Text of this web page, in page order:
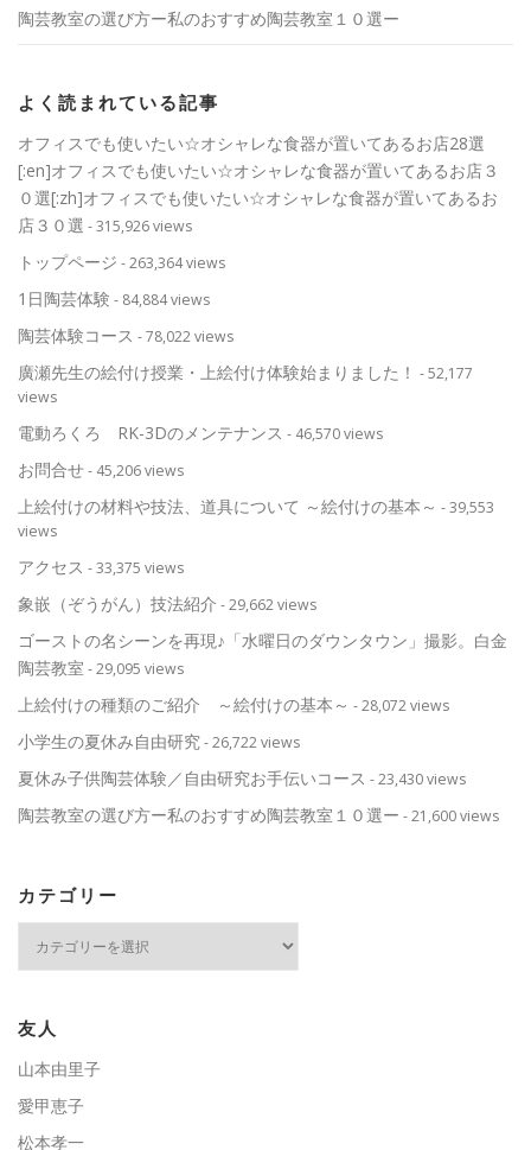
陶芸教室の選び方ー私のおすすめ陶芸教室１０選ー
よく読まれている記事
オフィスでも使いたい☆オシャレな食器が置いてあるお店28選
[:en]オフィスでも使いたい☆オシャレな食器が置いてあるお店３
０選[:zh]オフィスでも使いたい☆オシャレな食器が置いてあるお
店３０選 - 315,926 views
トップページ - 263,364 views
1日陶芸体験 - 84,884 views
陶芸体験コース - 78,022 views
廣瀬先生の絵付け授業・上絵付け体験始まりました！ - 52,177
views
電動ろくろ RK-3Dのメンテナンス - 46,570 views
お問合せ- 45,206 views
上絵付けの材料や技法、道具について ～絵付けの基本～ - 39,553
views
アクセス - 33,375 views
象嵌（ぞうがん）技法紹介 - 29,662 views
ゴーストの名シーンを再現♪「水曜日のダウンタウン」撮影。白金
陶芸教室 - 29,095 views
上絵付けの種類のご紹介 ～絵付けの基本～ - 28,072 views
小学生の夏休み自由研究- 26,722 views
夏休み子供陶芸体験／自由研究お手伝いコース - 23,430 views
陶芸教室の選び方ー私のおすすめ陶芸教室１０選ー - 21,600 views
カテゴリー
ー
友人
山本由里子
愛甲恵子
松本孝一